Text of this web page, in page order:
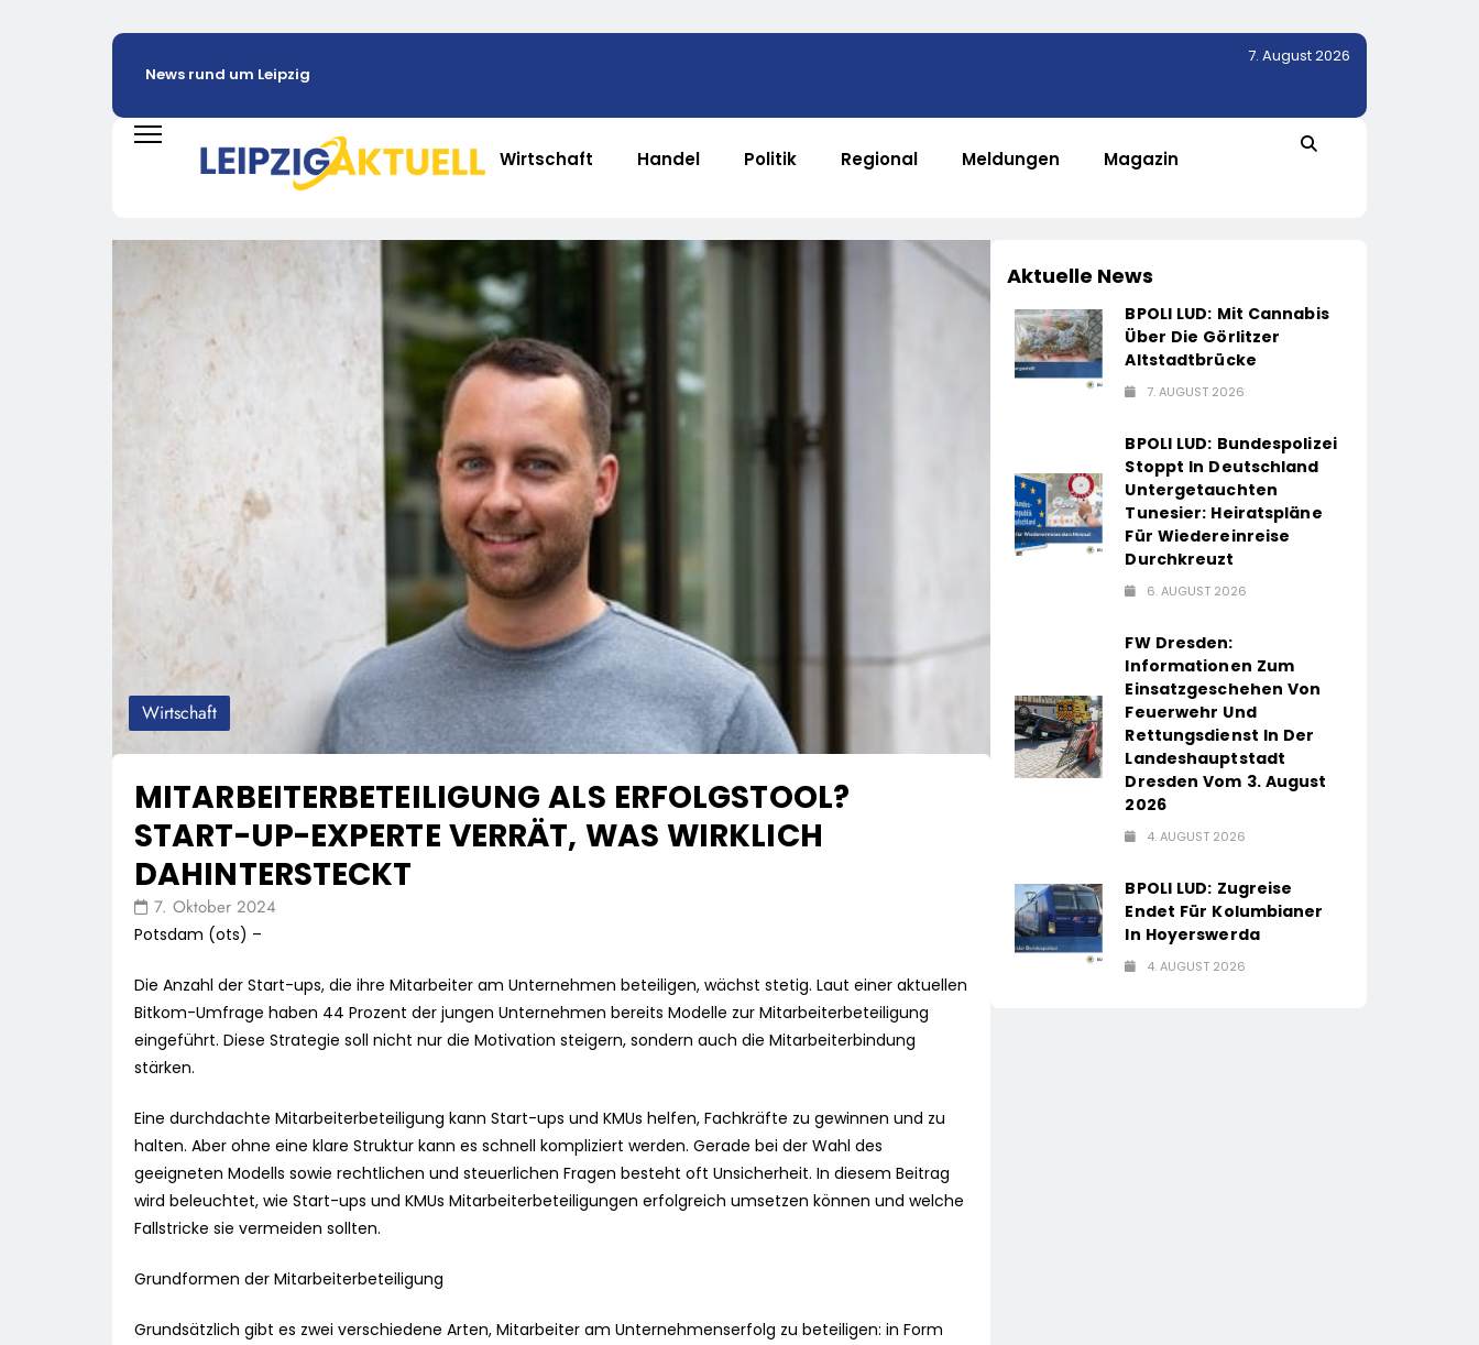
News rund um Leipzig
7. August 2026
Wirtschaft Handel Politik Regional Meldungen Magazin
Wirtschaft
MITARBEITERBETEILIGUNG ALS ERFOLGSTOOL?
START-UP-EXPERTE VERRÄT, WAS WIRKLICH
DAHINTERSTECKT
7. Oktober 2024
Potsdam (ots) –
Die Anzahl der Start-ups, die ihre Mitarbeiter am Unternehmen beteiligen, wächst stetig. Laut einer aktuellen
Bitkom-Umfrage haben 44 Prozent der jungen Unternehmen bereits Modelle zur Mitarbeiterbeteiligung
eingeführt. Diese Strategie soll nicht nur die Motivation steigern, sondern auch die Mitarbeiterbindung
stärken.
Eine durchdachte Mitarbeiterbeteiligung kann Start-ups und KMUs helfen, Fachkräfte zu gewinnen und zu
halten. Aber ohne eine klare Struktur kann es schnell kompliziert werden. Gerade bei der Wahl des
geeigneten Modells sowie rechtlichen und steuerlichen Fragen besteht oft Unsicherheit. In diesem Beitrag
wird beleuchtet, wie Start-ups und KMUs Mitarbeiterbeteiligungen erfolgreich umsetzen können und welche
Fallstricke sie vermeiden sollten.
Grundformen der Mitarbeiterbeteiligung
Grundsätzlich gibt es zwei verschiedene Arten, Mitarbeiter am Unternehmenserfolg zu beteiligen: in Form
Aktuelle News
BPOLI LUD: Mit Cannabis
Über Die Görlitzer
Altstadtbrücke
7. AUGUST 2026
BPOLI LUD: Bundespolizei
Stoppt In Deutschland
Untergetauchten
Tunesier: Heiratspläne
Für Wiedereinreise
Durchkreuzt
6. AUGUST 2026
FW Dresden:
Informationen Zum
Einsatzgeschehen Von
Feuerwehr Und
Rettungsdienst In Der
Landeshauptstadt
Dresden Vom 3. August
2026
4. AUGUST 2026
BPOLI LUD: Zugreise
Endet Für Kolumbianer
In Hoyerswerda
4. AUGUST 2026